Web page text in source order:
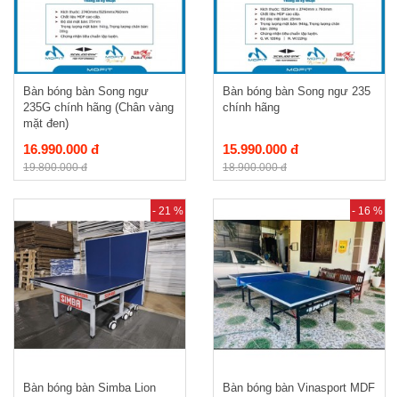
Bàn bóng bàn Song ngư
235G chính hãng (Chân vàng
mặt đen)
16.990.000 đ
19.800.000 đ
Bàn bóng bàn Song ngư 235
chính hãng
15.990.000 đ
18.900.000 đ
- 21 %
Bàn bóng bàn Simba Lion
- 16 %
Bàn bóng bàn Vinasport MDF